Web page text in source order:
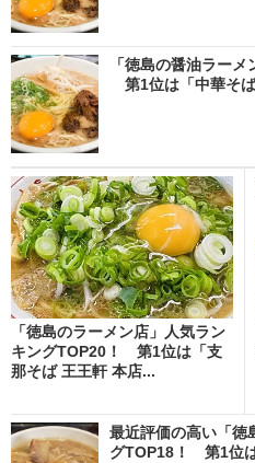
「徳島の醤油ラー
第1位は「中華そ
「徳島のラーメン店」人気ラン
キングTOP20！ 第1位は「支
那そば 王王軒 本店...
最近評価の高い「徳
グTOP18！ 第1位